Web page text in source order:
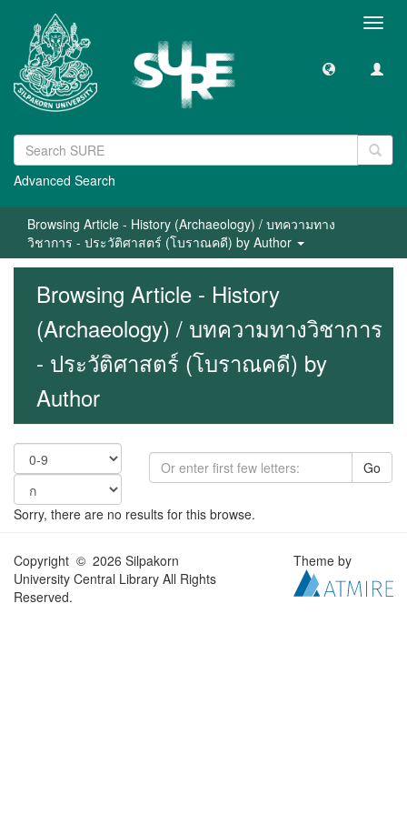
Advanced Search
Browsing Article - History (Archaeology) / บทความทาง
วิชาการ - ประวัติศาสตร์ (โบราณคดี) by Author
Browsing Article - History
(Archaeology) / บทความทางวิชาการ
- ประวัติศาสตร์ (โบราณคดี) by
Author
Go
Sorry, there are no results for this browse.
Copyright © 2026 Silpakorn
University Central Library All Rights
Reserved.
Theme by